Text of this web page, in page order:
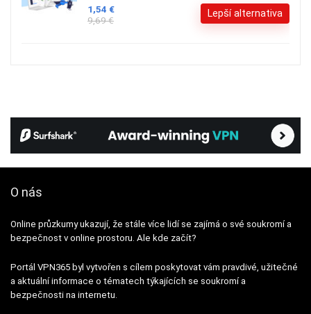
1,54 €
9,69 €
Lepší alternativa
O nás
Online průzkumy ukazují, že stále více lidí se zajímá o své soukromí a
bezpečnost v online prostoru. Ale kde začít?
Portál VPN365 byl vytvořen s cílem poskytovat vám pravdivé, užitečné
a aktuální informace o tématech týkajících se soukromí a
bezpečnosti na internetu.